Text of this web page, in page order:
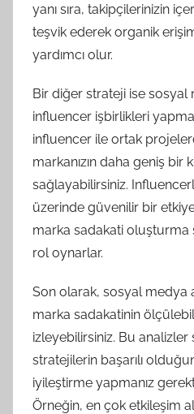
yanı sıra, takipçilerinizin
teşvik ederek organik
yardımcı olur.
Bir diğer strateji ise sosyal
influencer işbirlikleri
influencer ile ortak
markanızın daha geniş bir
sağlayabilirsiniz.
üzerinde güvenilir bir
marka sadakati
rol oynarlar.
Son olarak, sosyal medya
marka sadakatinin
izleyebilirsiniz. Bu analizler
stratejilerin başarılı
iyileştirme yapmanız
Örneğin, en çok etkileşim